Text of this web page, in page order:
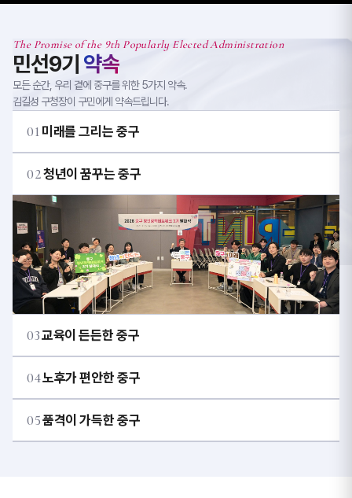
The Promise of the 9th Popularly Elected Administration
민선9기 약속
모든 순간, 우리 곁에 중구를 위한 5가지 약속.
김길성 구청장이 구민에게 약속드립니다.
01 미래를 그리는 중구
02청년이 꿈꾸는 중구
03교육이 든든한 중구
04노후가 편안한 중구
05품격이 가득한 중구